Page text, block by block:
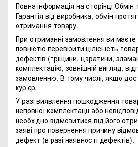
Повна інформація на сторінці Обмін
Гарантія від виробника, обмін
отримання товару.
При отриманні замовлення ви маєте
повністю перевірити цілісність
дефектів (тріщини, царатини,
комплектацію, зовнішній вигляд,
замовленню. В тому числі, якщо
кур’єр.
У разі виявлення пошкодження
неповної комплектації або
необхідно відмовитися від його
заяві про повернення причину
дефект (в разі наявності дефектів).